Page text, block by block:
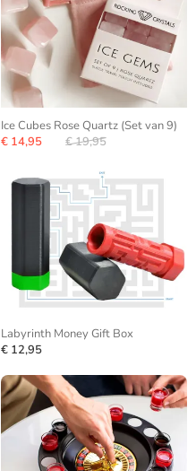
Ice Cubes Rose Quartz (Set van 9)
€ 14,95
€ 19,95
Labyrinth Money Gift Box
€ 12,95